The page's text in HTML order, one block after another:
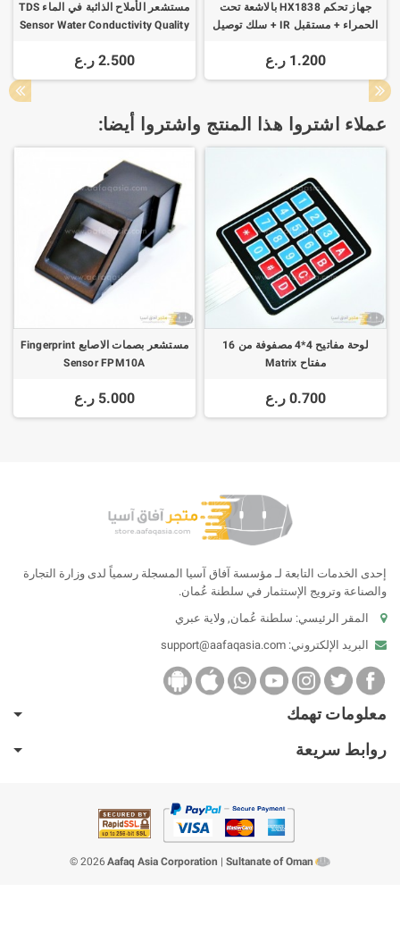
جهاز تحكم HX1838 بالاشعة تحت
الحمراء + مستقبل IR + سلك توصيل
1.200 ر.ع
مستشعر الأملاح الذائبة في الماء TDS
Sensor Water Conductivity Quality
2.500 ر.ع
عملاء اشتروا هذا المنتج واشتروا أيضا:
لوحة مفاتيح 4*4 مصفوفة من 16
مفتاح Matrix
0.700 ر.ع
مستشعر بصمات الاصابع Fingerprint
Sensor FPM10A
5.000 ر.ع
إحدى الخدمات التابعة لـ مؤسسة آفاق آسيا المسجلة رسمياً لدى وزارة التجارة
والصناعة وترويج الإستثمار في سلطنة عُمان.
المقر الرئيسي: سلطنة عُمان, ولاية عبري
البريد الإلكتروني: support@aafaqasia.com
معلومات تهمك
روابط سريعة
Aafaq Asia Corporation | Sultanate of Oman
2026 ©